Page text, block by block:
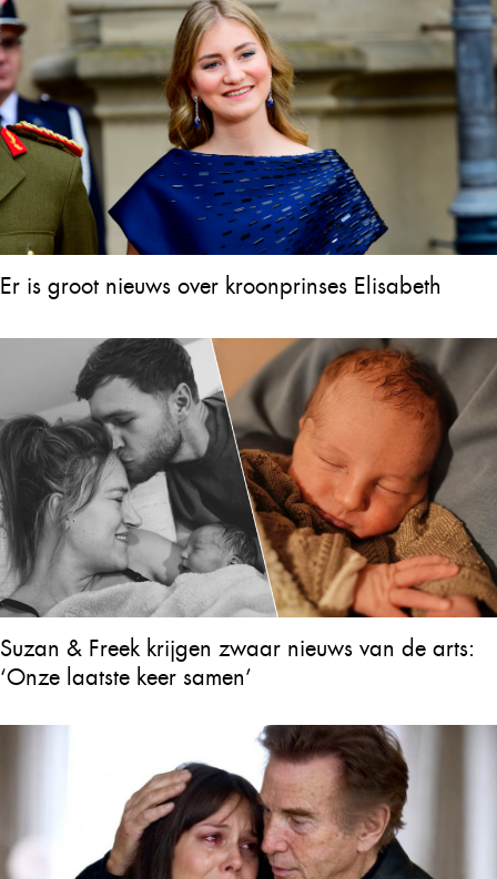
Er is groot nieuws over kroonprinses Elisabeth
Suzan & Freek krijgen zwaar nieuws van de arts:
‘Onze laatste keer samen’